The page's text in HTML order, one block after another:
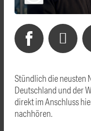
Stündlich die neusten
Deutschland und der
direkt im Anschluss
nachhören.